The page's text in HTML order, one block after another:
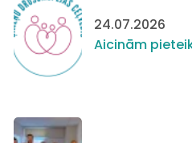
24.07.2026
Aicinām